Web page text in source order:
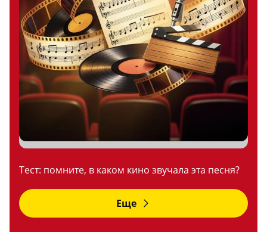
Тест: помните, в каком кино звучала эта песня?
Еще